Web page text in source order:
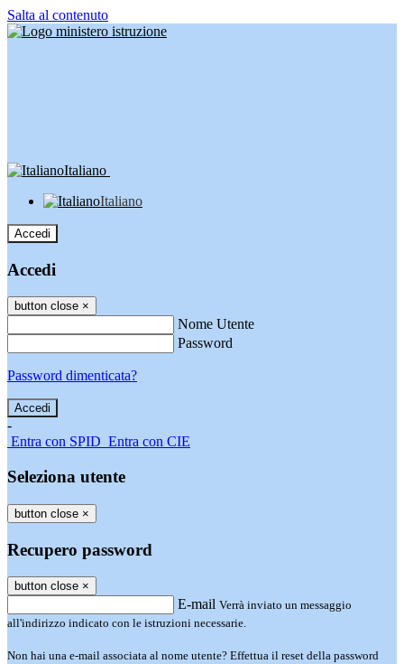
Salta al contenuto
Italiano
Italiano
Accedi
Accedi
button close ×
Nome Utente
Password
Password dimenticata?
-
Entra con SPID Entra con CIE
Seleziona utente
button close ×
Recupero password
button close ×
E-mail Verrà inviato un messaggio
all'indirizzo indicato con le istruzioni necessarie.
Non hai una e-mail associata al nome utente? Effettua il reset della password